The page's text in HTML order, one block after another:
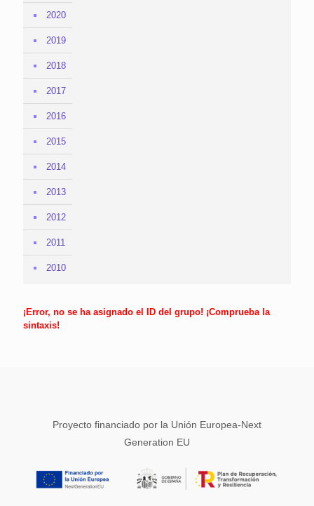
2020
2019
2018
2017
2016
2015
2014
2013
2012
2011
2010
¡Error, no se ha asignado el ID del grupo! ¡Comprueba la
sintaxis!
Proyecto financiado por la Unión Europea-Next
Generation EU